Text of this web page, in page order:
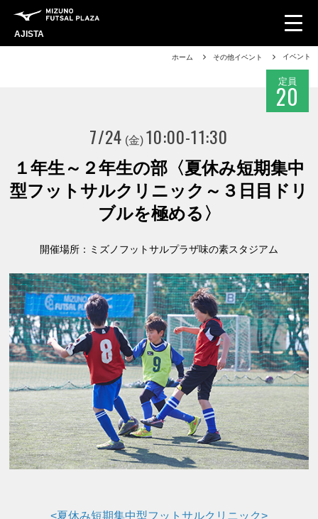
AJISTA
ホーム その他イベント イベント
定員
20
7/24 (金) 10:00-11:30
１年生～２年生の部〈夏休み短期集中
型フットサルクリニック～３日目ドリ
ブルを極める〉
開催場所：ミズノフットサルプラザ味の素スタジアム
<夏休み短期集中型フットサルクリニック>